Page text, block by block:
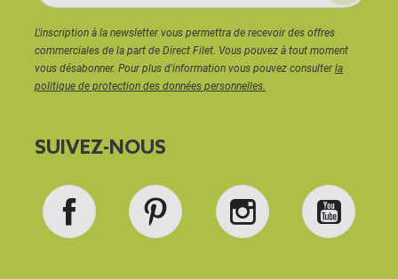
L'inscription à la newsletter vous permettra de recevoir des offres
commerciales de la part de Direct Filet. Vous pouvez à tout moment
vous désabonner. Pour plus d'information vous pouvez consulterla
politique de protection des données personnelles.
SUIVEZ-NOUS